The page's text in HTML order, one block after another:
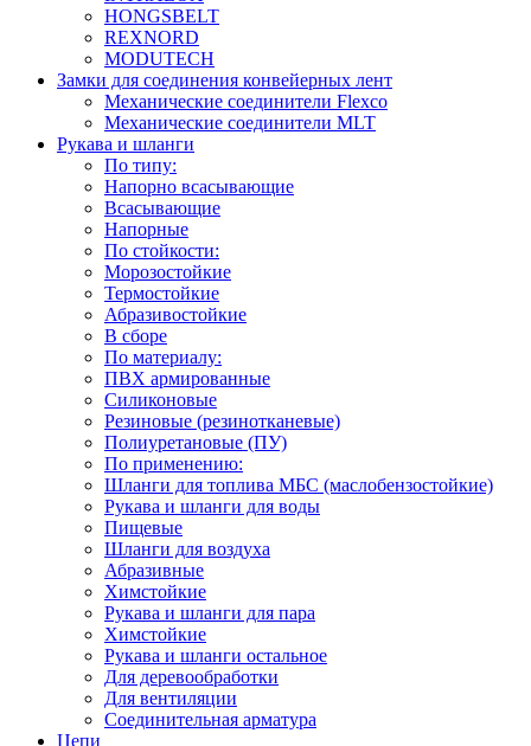
HONGSBELT
REXNORD
MODUTECH
Замки для соединения конвейерных лент
Механические соединители Flexco
Механические соединители MLT
Рукава и шланги
По типу:
Напорно всасывающие
Всасывающие
Напорные
По стойкости:
Морозостойкие
Термостойкие
Абразивостойкие
В сборе
По материалу:
ПВХ армированные
Силиконовые
Резиновые (резинотканевые)
Полиуретановые (ПУ)
По применению:
Шланги для топлива МБС (маслобензостойкие)
Рукава и шланги для воды
Пищевые
Шланги для воздуха
Абразивные
Химстойкие
Рукава и шланги для пара
Химстойкие
Рукава и шланги остальное
Для деревообработки
Для вентиляции
Соединительная арматура
Цепи